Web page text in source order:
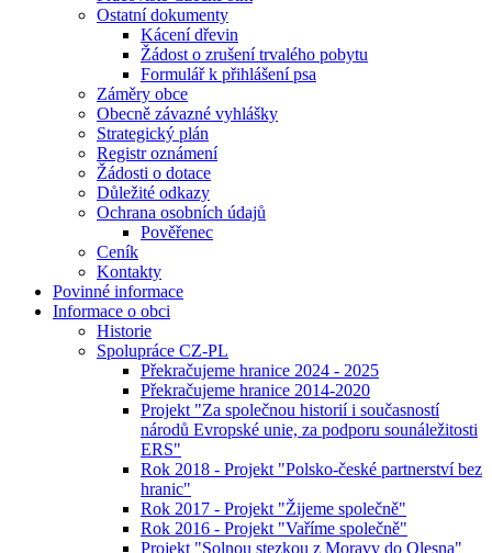
Ostatní dokumenty
Kácení dřevin
Žádost o zrušení trvalého pobytu
Formulář k přihlášení psa
Záměry obce
Obecně závazné vyhlášky
Strategický plán
Registr oznámení
Žádosti o dotace
Důležité odkazy
Ochrana osobních údajů
Pověřenec
Ceník
Kontakty
Povinné informace
Informace o obci
Historie
Spolupráce CZ-PL
Překračujeme hranice 2024 - 2025
Překračujeme hranice 2014-2020
Projekt "Za společnou historií i současností
národů Evropské unie, za podporu sounáležitosti
ERS"
Rok 2018 - Projekt "Polsko-české partnerství bez
hranic"
Rok 2017 - Projekt "Žijeme společně"
Rok 2016 - Projekt "Vaříme společně"
Projekt "Solnou stezkou z Moravy do Olesna"